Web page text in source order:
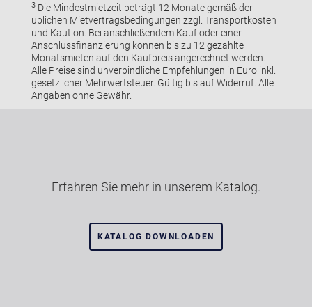
3Die Mindestmietzeit beträgt 12 Monate gemäß der
üblichen Mietvertragsbedingungen zzgl. Transportkosten
und Kaution. Bei anschließendem Kauf oder einer
Anschlussfinanzierung können bis zu 12 gezahlte
Monatsmieten auf den Kaufpreis angerechnet werden.
Alle Preise sind unverbindliche Empfehlungen in Euro inkl.
gesetzlicher Mehrwertsteuer. Gültig bis auf Widerruf. Alle
Angaben ohne Gewähr.
Erfahren Sie mehr in unserem Katalog.
KATALOG DOWNLOADEN